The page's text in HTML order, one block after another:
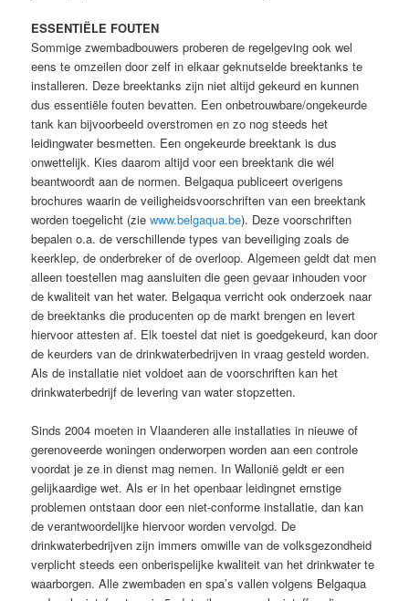
ESSENTIËLE FOUTEN
Sommige zwembadbouwers proberen de regelgeving ook wel
eens te omzeilen door zelf in elkaar geknutselde breektanks te
installeren. Deze breektanks zijn niet altijd gekeurd en kunnen
dus essentiële fouten bevatten. Een onbetrouwbare/ongekeurde
tank kan bijvoorbeeld overstromen en zo nog steeds het
leidingwater besmetten. Een ongekeurde breektank is dus
onwettelijk. Kies daarom altijd voor een breektank die wél
beantwoordt aan de normen. Belgaqua publiceert overigens
brochures waarin de veiligheidsvoorschriften van een breektank
worden toegelicht (ziewww.belgaqua.be). Deze voorschriften
bepalen o.a. de verschillende types van beveiliging zoals de
keerklep, de onderbreker of de overloop. Algemeen geldt dat men
alleen toestellen mag aansluiten die geen gevaar inhouden voor
de kwaliteit van het water. Belgaqua verricht ook onderzoek naar
de breektanks die producenten op de markt brengen en levert
hiervoor attesten af. Elk toestel dat niet is goedgekeurd, kan door
de keurders van de drinkwaterbedrijven in vraag gesteld worden.
Als de installatie niet voldoet aan de voorschriften kan het
drinkwaterbedrijf de levering van water stopzetten.
Sinds 2004 moeten in Vlaanderen alle installaties in nieuwe of
gerenoveerde woningen onderworpen worden aan een controle
voordat je ze in dienst mag nemen. In Wallonië geldt er een
gelijkaardige wet. Als er in het openbaar leidingnet ernstige
problemen ontstaan door een niet-conforme installatie, dan kan
de verantwoordelijke hiervoor worden vervolgd. De
drinkwaterbedrijven zijn immers omwille van de volksgezondheid
verplicht steeds een onberispelijke kwaliteit van het drinkwater te
waarborgen. Alle zwembaden en spa’s vallen volgens Belgaqua